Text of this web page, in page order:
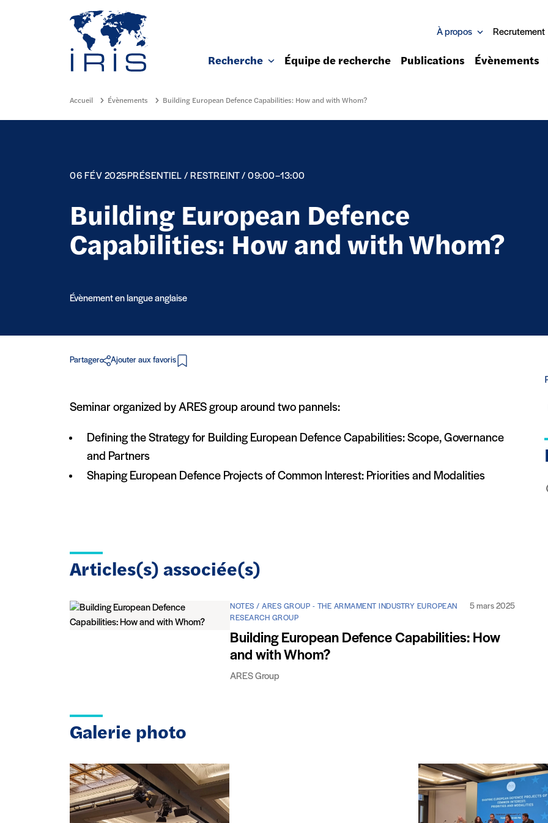
Aller au contenu principal
À propos Recrutement
Recherche Équipe de recherche Publications Évènements
Accueil Évènements Building European Defence Capabilities: How and with Whom?
06 FÉV 2025PRÉSENTIEL / RESTREINT / 09:00–13:00
Building European Defence
Capabilities: How and with Whom?
Évènement en langue anglaise
Partager Ajouter aux favoris
en PDF
Seminar organized by ARES group around two pannels:
Defining the Strategy for Building European Defence Capabilities: Scope, Governance
and Partners
Shaping European Defence Projects of Common Interest: Priorities and Modalities
Articles(s) associée(s)
NOTES / ARES GROUP - THE ARMAMENT INDUSTRY EUROPEAN
RESEARCH GROUP
5 mars 2025
Building European Defence Capabilities: How
and with Whom?
ARES Group
Galerie photo